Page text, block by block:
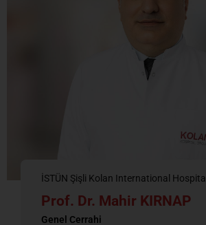
İSTÜN Şişli Kolan International Hospital
Prof. Dr. Mahir KIRNAP
Genel Cerrahi